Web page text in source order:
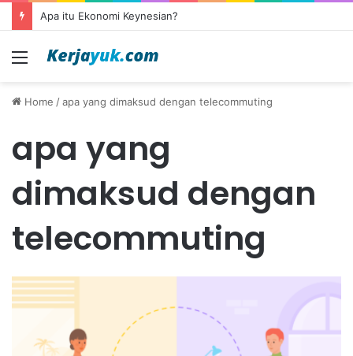
Apa itu Ekonomi Keynesian?
Menu
Home /apa yang dimaksud dengan telecommuting
apa yang
dimaksud dengan
telecommuting